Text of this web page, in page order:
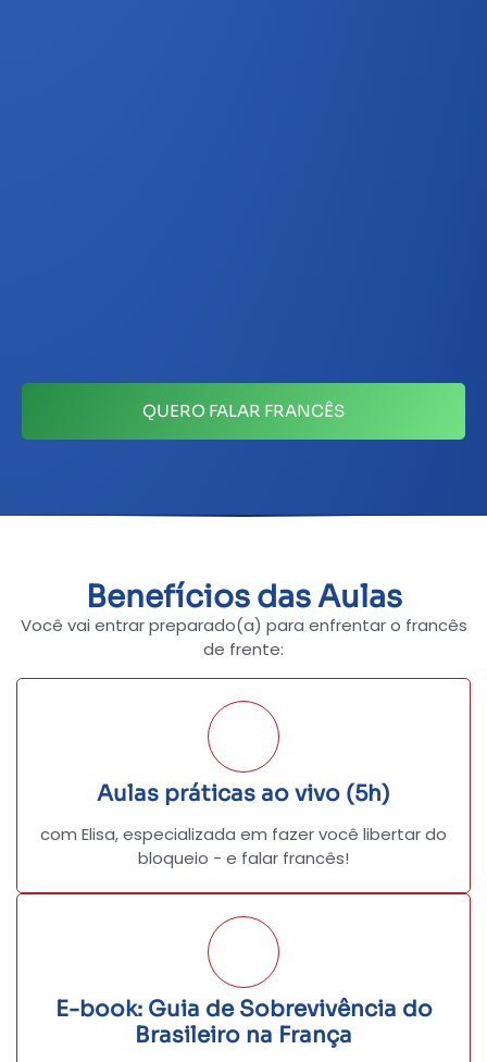
QUERO FALAR FRANCÊS
Benefícios das Aulas
Você vai entrar preparado(a) para enfrentar o francês
de frente:
Aulas práticas ao vivo (5h)
com Elisa, especializada em fazer você libertar do
bloqueio - e falar francês!
E-book: Guia de Sobrevivência do
Brasileiro na França